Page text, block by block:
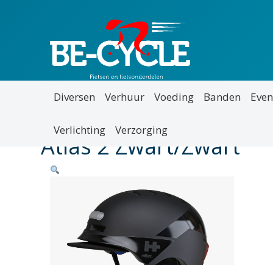
Diversen Verhuur Voeding Banden
Verlichting Verzorging
Atlas 2 Zwart/Zwart